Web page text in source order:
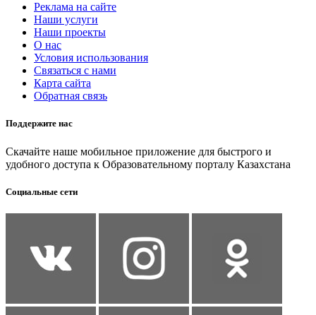
Реклама на сайте
Наши услуги
Наши проекты
О нас
Условия использования
Связаться с нами
Карта сайта
Обратная связь
Поддержите нас
Скачайте наше мобильное приложение для быстрого и
удобного доступа к Образовательному порталу Казахстана
Социальные сети